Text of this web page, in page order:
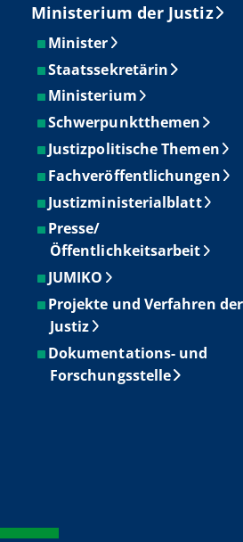
Ministerium der Justiz
Minister
Staatssekretärin
Ministerium
Schwerpunktthemen
Justizpolitische Themen
Fachveröffentlichungen
Justizministerialblatt
Presse/
Öffentlichkeitsarbeit
JUMIKO
Projekte und Verfahren der
Justiz
Dokumentations- und
Forschungsstelle